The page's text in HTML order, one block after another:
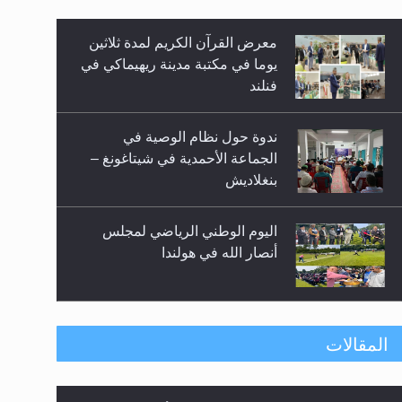
معرض القرآن الكريم لمدة ثلاثين
يوما في مكتبة مدينة ريهيماكي في
فنلند
ندوة حول نظام الوصية في
الجماعة الأحمدية في شيتاغونغ –
بنغلاديش
اليوم الوطني الرياضي لمجلس
أنصار الله في هولندا
إتمام حفظ القرآن الكريم لثلاثة
المقالات